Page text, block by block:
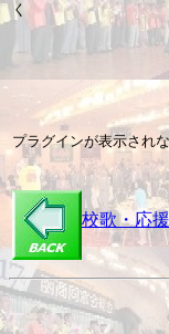
く
プラグインが表示され
校歌・応